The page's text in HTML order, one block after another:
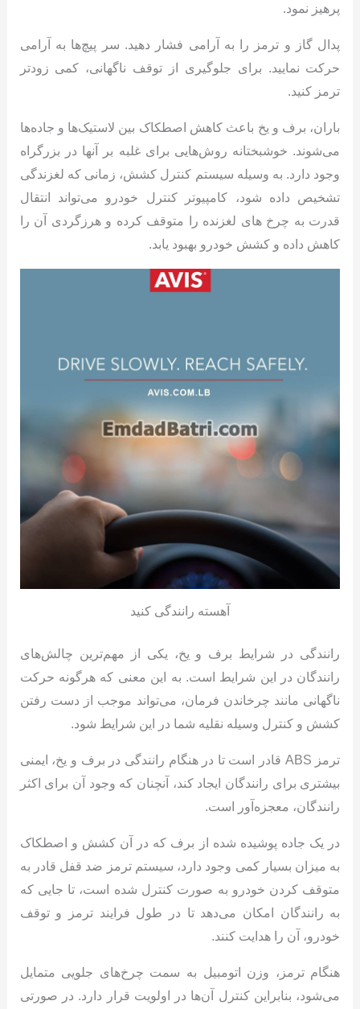
پرهیز نمود.
پدال گاز و ترمز را به آرامی فشار دهید. سر پیچ‌ها به آرامی
حرکت نمایید. برای جلوگیری از توقف ناگهانی، کمی زودتر
ترمز کنید.
باران، برف و یخ باعث کاهش اصطکاک بین لاستیک‌ها و جاده‌ها
می‌شوند. خوشبختانه روش‌هایی برای غلبه بر آنها در بزرگراه
وجود دارد. به وسیله سیستم کنترل کشش، زمانی که لغزندگی
تشخیص داده شود، کامپیوتر کنترل خودرو می‌تواند انتقال
قدرت به چرخ های لغزنده را متوقف کرده و هرزگردی آن را
کاهش داده و کشش خودرو بهبود یابد.
آهسته رانندگی کنید
رانندگی در شرایط برف و یخ، یکی از مهم‌ترین چالش‌های
رانندگان در این شرایط است. به این معنی که هرگونه حرکت
ناگهانی مانند چرخاندن فرمان، می‌تواند موجب از دست رفتن
کشش و کنترل وسیله نقلیه شما در این شرایط شود.
ترمز ABS قادر است تا در هنگام رانندگی در برف و یخ، ایمنی
بیشتری برای رانندگان ایجاد کند، آنچنان که وجود آن برای اکثر
رانندگان، معجزه‌آور است.
در یک جاده پوشیده شده از برف که در آن کشش و اصطکاک
به میزان بسیار کمی وجود دارد، سیستم ترمز ضد قفل قادر به
متوقف کردن خودرو به صورت کنترل شده است، تا جایی که
به رانندگان امکان می‌دهد تا در طول فرایند ترمز و توقف
خودرو، آن را هدایت کنند.
هنگام ترمز، وزن اتومبیل به سمت چرخ‌های جلویی متمایل
می‌شود، بنابراین کنترل آن‌ها در اولویت قرار دارد. در صورتی